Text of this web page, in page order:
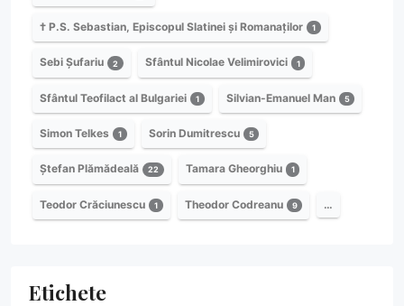
† P.S. Sebastian, Episcopul Slatinei și Romanaților 1
Sebi Șufariu 2 Sfântul Nicolae Velimirovici 1
Sfântul Teofilact al Bulgariei 1 Silvian-Emanuel Man 5
Simon Telkes 1 Sorin Dumitrescu 5
Ștefan Plămădeală 22 Tamara Gheorghiu 1
Teodor Crăciunescu 1 Theodor Codreanu 9 …
Etichete